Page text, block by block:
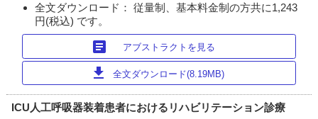
全文ダウンロード： 従量制、基本料金制の方共に1,243
円(税込) です。
article アブストラクトを見る
download 全文ダウンロード(8.19MB)
ICU人工呼吸器装着患者におけるリハビリテーション診療